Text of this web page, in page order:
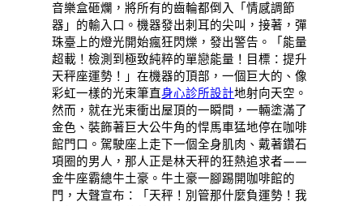
音樂盒砸爛，將所有的齒輪都倒入「情感調節
器」的輸入口。機器發出刺耳的尖叫，接著，彈
珠臺上的燈光開始瘋狂閃爍，發出警告。「能量
超載！檢測到極致純粹的單戀能量！目標：提升
天秤座運勢！」在機器的頂部，一個巨大的、像
彩虹一樣的光束筆直身心診所設計地射向天空。
然而，就在光束衝出屋頂的一瞬間，一輛塗滿了
金色、裝飾著巨大公牛角的悍馬車猛地停在咖啡
館門口。駕駛座上走下一個全身肌肉、戴著鑽石
項圈的男人，那人正是林天秤的狂熱追求者——
金牛座霸總牛土豪。牛土豪一腳踢開咖啡館的
門，大聲宣布：「天秤！別管那什麼負運勢！我